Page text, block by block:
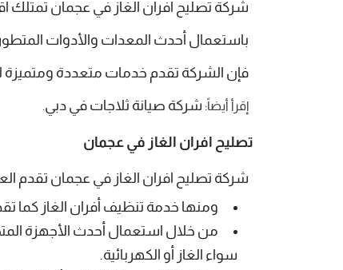
شركة تصليح افران الغاز في عجمان تمتلك
باستعمال أحدث المعدات والأدوات
فإن الشركة تقدم خدمات متعددة ومتميزة
إقرأ أيضاً: شركة صيانة ثلاجات في دبي.
تصليح افران الغاز في عجمان
شركة تصليح افران الغاز في عجمان تقدم
ومنها خدمة تنظيف أفران الغاز كما
من خلال استعمال أحدث الأجهزة
سواء الغاز أو الكهربائية.